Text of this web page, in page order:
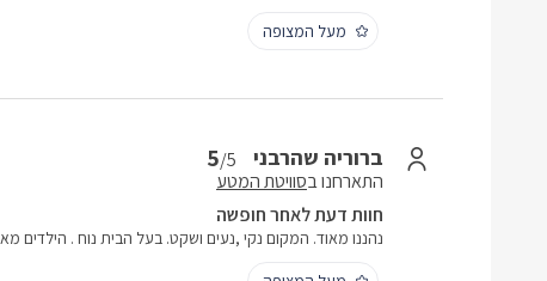
מעל המצופה
ברוריה שהרבני 5/5
התארחנו בסוויטת המטע
חוות דעת לאחר חופשה
נהננו מאוד. המקום נקי ,נעים ושקט. בעל הבית נוח . הילדים